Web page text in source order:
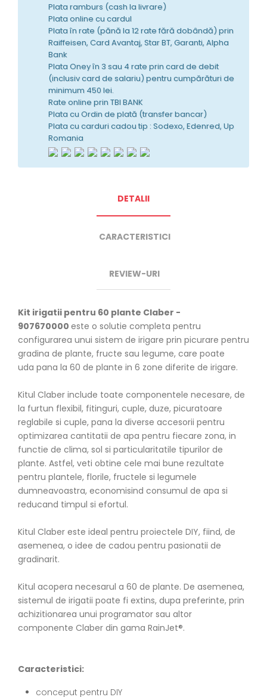
Plata ramburs (cash la livrare)
Plata online cu cardul
Plata în rate (pănă la 12 rate fără dobândă) prin
Raiffeisen, Card Avantaj, Star BT, Garanti, Alpha
Bank
Plata Oney în 3 sau 4 rate prin card de debit
(inclusiv card de salariu) pentru cumpărături de
minimum 450 lei.
Rate online prin TBI BANK
Plata cu Ordin de plată (transfer bancar)
Plata cu carduri cadou tip : Sodexo, Edenred, Up
Romania
DETALII
CARACTERISTICI
REVIEW-URI
Kit irigatii pentru 60 plante Claber -
907670000 este o solutie completa pentru
configurarea unui sistem de irigare prin picurare pentru
gradina de plante, fructe sau legume, care poate
uda pana la 60 de plante in 6 zone diferite de irigare.
Kitul Claber include toate componentele necesare, de
la furtun flexibil, fitinguri, cuple, duze, picuratoare
reglabile si cuple, pana la diverse accesorii pentru
optimizarea cantitatii de apa pentru fiecare zona, in
functie de clima, sol si particularitatile tipurilor de
plante. Astfel, veti obtine cele mai bune rezultate
pentru plantele, florile, fructele si legumele
dumneavoastra, economisind consumul de apa si
reducand timpul si efortul.
Kitul Claber este ideal pentru proiectele DIY, fiind, de
asemenea, o idee de cadou pentru pasionatii de
gradinarit.
Kitul acopera necesarul a 60 de plante. De asemenea,
sistemul de irigatii poate fi extins, dupa preferinte, prin
achizitionarea unui programator sau altor
componente Claber din gama RainJet®.
Caracteristici:
conceput pentru DIY